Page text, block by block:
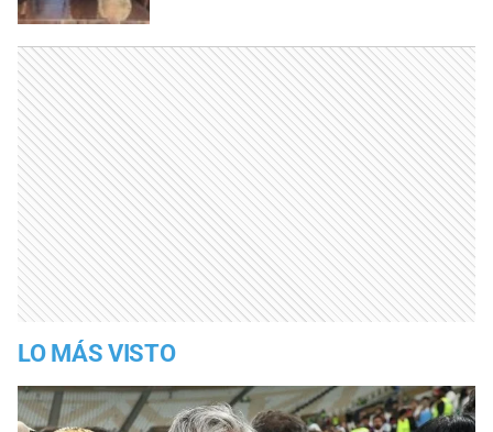
LO MÁS VISTO